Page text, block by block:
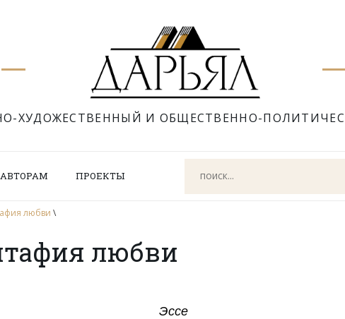
ХУДОЖЕСТВЕННЫЙ И ОБЩЕСТВЕННО-
АВТОРАМ ПРОЕКТЫ
любви \
любви
Эссе